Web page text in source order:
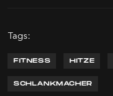
Tags:
FITNESS HITZE
SCHLANKMACHER